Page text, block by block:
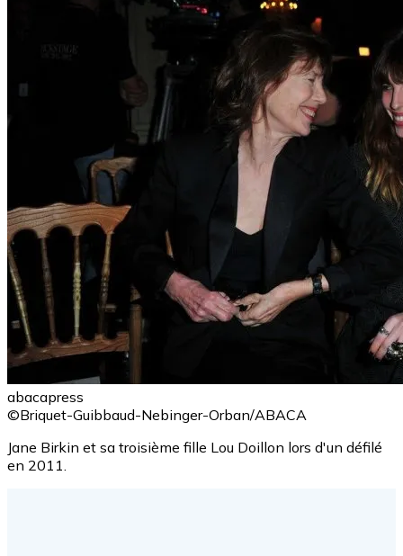
abacapress
©Briquet-Guibbaud-Nebinger-Orban/ABACA
Jane Birkin et sa troisième fille Lou Doillon lors d'un défilé
en 2011.